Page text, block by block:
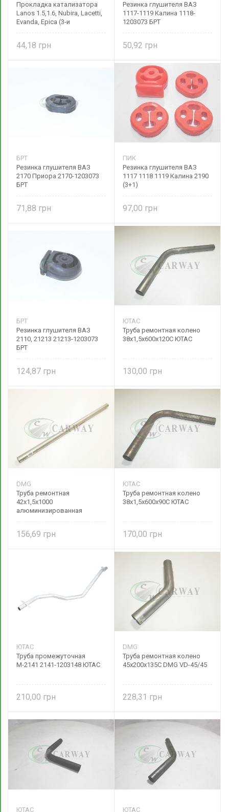
Прокладка катализатора
Lanos 1.5,1.6, Nubira, Lacetti,
Evanda, Epica (3-и
44,18
Резинка глушителя ВАЗ
1117-1119 Калина 1118-
1203073 БРТ
50,92
БРТ
Резинка глушителя ВАЗ
2170 Приора 2170-1203073
БРТ
71,88
ПИК
Резинка глушителя ВАЗ
1117 1118 1119 Калина 2190
(3+1)
97,00
БРТ
Резинка глушителя ВАЗ
2110, 21213 21213-1203073
БРТ
124,87
ЮТАС
Труба ремонтная колено
38х1,5х600х120С ЮТАС
130,00
DMG
Труба ремонтная
42х1,5х1000
алюминизированная
156,69
ЮТАС
Труба ремонтная колено
38х1,5х600х90С ЮТАС
170,00
ЮТАС
Труба промежуточная
М-2141 2141-1203148 ЮТАС
210,00
DMG
Труба ремонтная колено
45х200х135С DMG VD-45/45
228,31
ЮТАС ЮТАС